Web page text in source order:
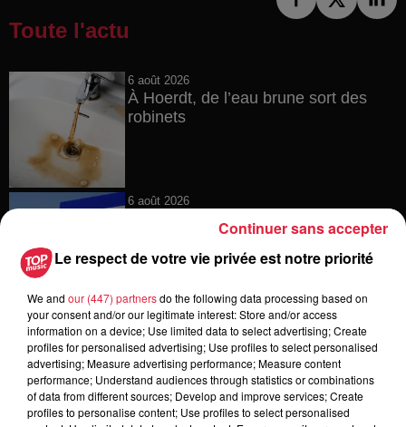
Toute l'actu
6 août 2026
À Hoerdt, de l’eau brune sort des
robinets
6 août 2026
Catherine Trautmann réagit
6 août 2026
Au zoo de Mulhouse : rencontre
avec les flamants rouges
Le respect de votre vie privée est notre priorité
We and our (447) partnersdo the following data processing based on
your consent and/or our legitimate interest: Store and/or access
information on a device; Use limited data to select advertising; Create
profiles for personalised advertising; Use profiles to select personalised
advertising; Measure advertising performance; Measure content
performance; Understand audiences through statistics or combinations
of data from different sources; Develop and improve services; Create
profiles to personalise content; Use profiles to select personalised
Continuer sans accepter